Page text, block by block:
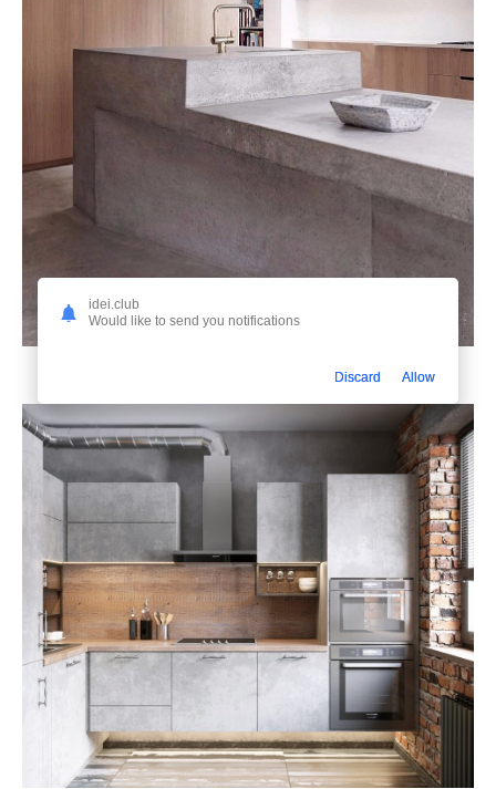
11. Светлый бетон кухня в интерьере
idei.club
Would like to send you notifications
Discard Allow